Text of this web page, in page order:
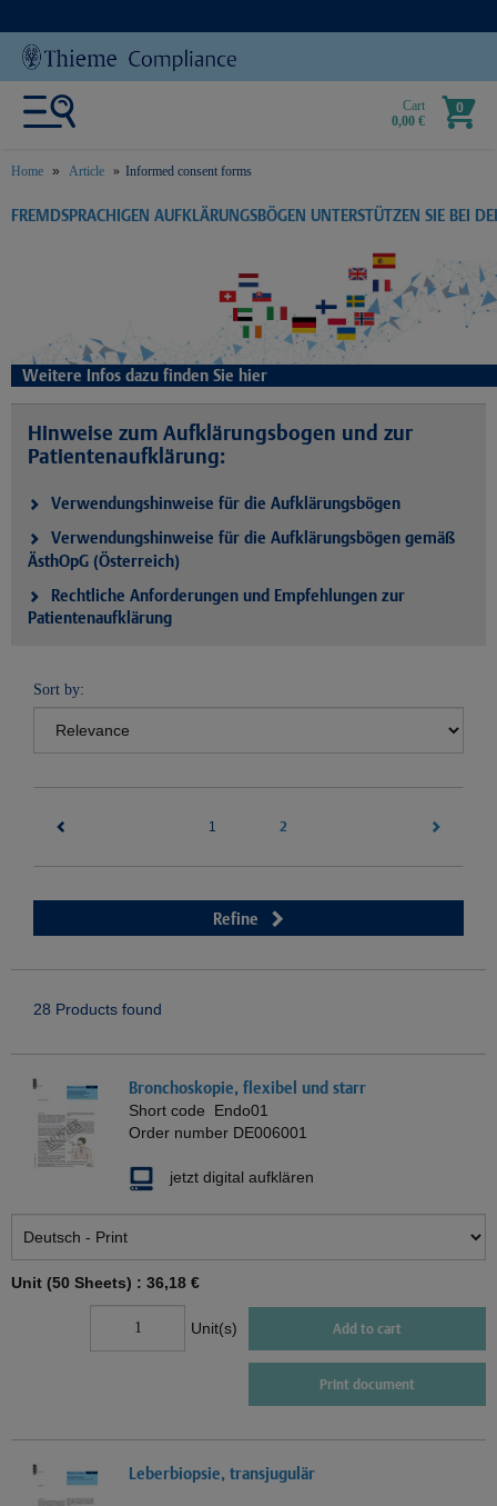
Cart
0,00 €
0
Home Article Informed consent forms
text.skipToContent
text.skipToNavigation
FREMDSPRACHIGEN AUFKLÄRUNGSBÖGEN UNTERSTÜTZEN SIE BEI
Weitere Infos dazu finden Sie hier
Hinweise zum Aufklärungsbogen und zur
Patientenaufklärung:
Verwendungshinweise für die Aufklärungsbögen
Verwendungshinweise für die Aufklärungsbögen gemäß
ÄsthOpG (Österreich)
Rechtliche Anforderungen und Empfehlungen zur
Patientenaufklärung
Sort by:
1 2
Refine
28 Products found
Bronchoskopie, flexibel und starr
Short code Endo01
Order number DE006001
jetzt digital aufklären
Unit (50 Sheets) : 36,18 €
Unit(s) Add to cart
Print document
Leberbiopsie, transjugulär